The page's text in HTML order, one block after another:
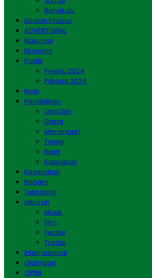
Bengkulu
Liputan Khusus
ADVERTORIAL
Nasional
Ekonomi
Politik
Pemilu 2024
Pilkada 2024
Iklan
Pendidikan
Usia Dini
Dasar
Menengah
Tinggi
Riset
Kebijakan
Kesehatan
Ragam
Teknologi
Hiburan
Musik
Film
Teater
Tradisi
Internasional
Olahraga
OPINI